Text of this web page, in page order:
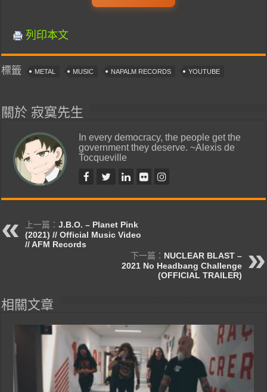
列印本文
標籤 METAL MUSIC NAPALM RECORDS YOUTUBE
關於 寂寞先生
In every democracy, the people get the
government they deserve. ~Alexis de
Tocqueville
上一篇：J.B.O. – Planet Pink
(2021) // Official Music Video
// AFM Records
下一篇： NUCLEAR BLAST –
2021 No Headbang Challenge
(OFFICIAL TRAILER)
相關文章